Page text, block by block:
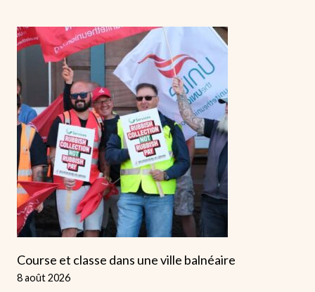
Course et classe dans une ville balnéaire
8 août 2026